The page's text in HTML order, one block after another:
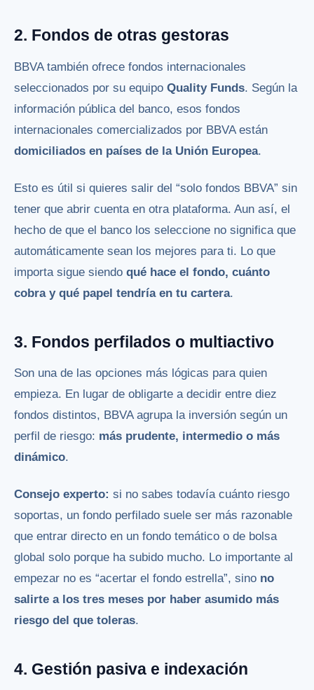
2. Fondos de otras gestoras
BBVA también ofrece fondos internacionales
seleccionados por su equipo Quality Funds. Según la
información pública del banco, esos fondos
internacionales comercializados por BBVA están
domiciliados en países de la Unión Europea.
Esto es útil si quieres salir del “solo fondos BBVA” sin
tener que abrir cuenta en otra plataforma. Aun así, el
hecho de que el banco los seleccione no significa que
automáticamente sean los mejores para ti. Lo que
importa sigue siendo qué hace el fondo, cuánto
cobra y qué papel tendría en tu cartera.
3. Fondos perfilados o multiactivo
Son una de las opciones más lógicas para quien
empieza. En lugar de obligarte a decidir entre diez
fondos distintos, BBVA agrupa la inversión según un
perfil de riesgo: más prudente, intermedio o más
dinámico.
Consejo experto: si no sabes todavía cuánto riesgo
soportas, un fondo perfilado suele ser más razonable
que entrar directo en un fondo temático o de bolsa
global solo porque ha subido mucho. Lo importante al
empezar no es “acertar el fondo estrella”, sino no
salirte a los tres meses por haber asumido más
riesgo del que toleras.
4. Gestión pasiva e indexación